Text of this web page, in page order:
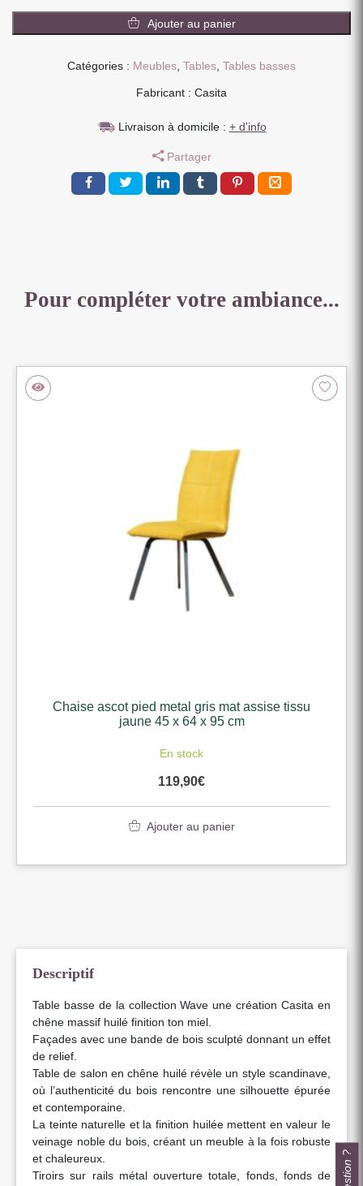
BASSE
CHENE
MASSIF
HUILE
MIEL
TIROIR
1
NICHE
CM
Ajouter au panier
Catégories : Meubles, Tables, Tables basses
Fabricant : Casita
Livraison à domicile : + d'info
Partager
Pour compléter votre ambiance...
Chaise ascot pied metal gris mat assise tissu
jaune 45 x 64 x 95 cm
En stock
119,90€
Ajouter au panier
Descriptif
Table basse de la collection Wave une création Casita en
chêne massif huilé finition ton miel.
Façades avec une bande de bois sculpté donnant un effet
de relief.
Table de salon en chêne huilé révèle un style scandinave,
où l’authenticité du bois rencontre une silhouette épurée
et contemporaine.
La teinte naturelle et la finition huilée mettent en valeur le
veinage noble du bois, créant un meuble à la fois robuste
et chaleureux.
Tiroirs sur rails métal ouverture totale, fonds, fonds de